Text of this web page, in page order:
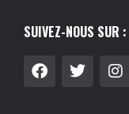
SUIVEZ-NOUS SUR :